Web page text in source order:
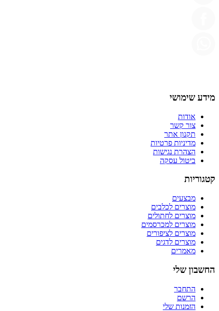
מידע שימושי
אודות
צור קשר
תקנון אתר
מדיניות פרטיות
הצהרת נגישות
ביטול עסקה
קטגוריות
מבצעים
מוצרים לכלבים
מוצרים לחתולים
מוצרים למכרסמים
מוצרים לציפורים
מוצרים לדגים
מאמרים
החשבון שלי
התחבר
הרשם
הזמנות שלי